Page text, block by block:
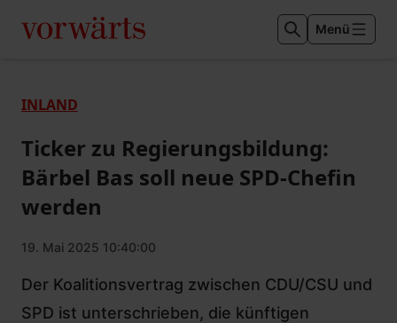
Menü
INLAND
Ticker zu Regierungsbildung:
Bärbel Bas soll neue SPD-Chefin
werden
19. Mai 2025 10:40:00
Der Koalitionsvertrag zwischen CDU/CSU und
SPD ist unterschrieben, die künftigen